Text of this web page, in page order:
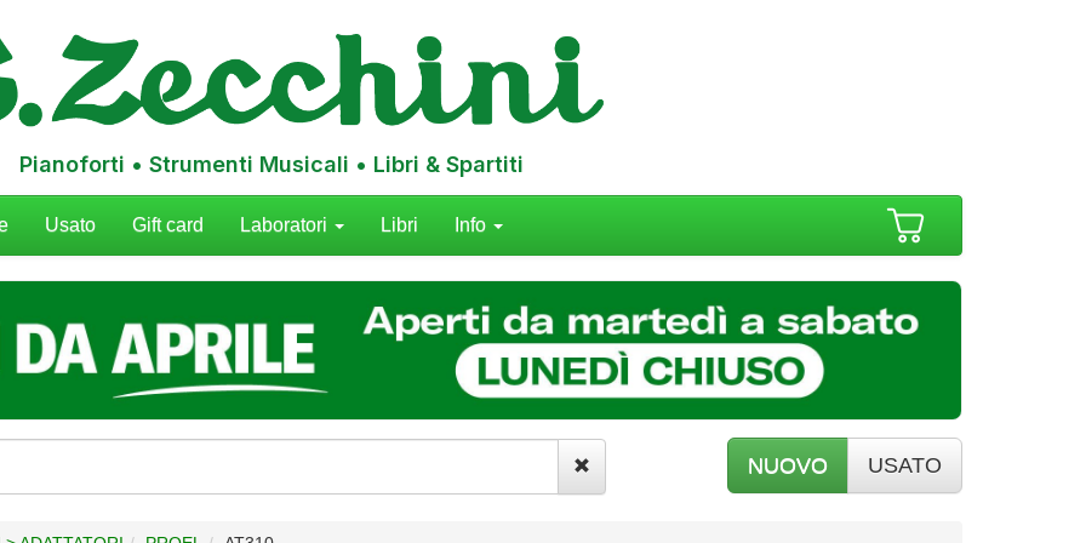
Pianoforti • Strumenti Musicali • Libri & Spartiti
Usato Gift card Laboratori Libri Info
NUOVO USATO